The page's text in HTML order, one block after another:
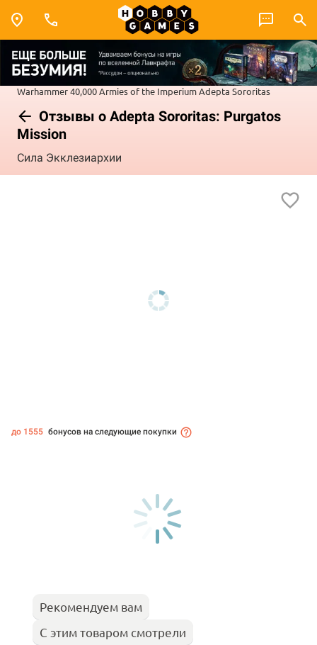
Warhammer 40,000Armies of the ImperiumAdepta Sororitas
Отзывы о Adepta Sororitas: Purgatos
Mission
Сила Экклезиархии
до 1555 бонусов на следующие покупки
Рекомендуем вам
С этим товаром смотрели